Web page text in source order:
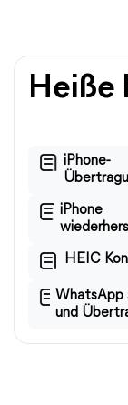
Heiße
iPhone-
iPhone
HEIC
WhatsApp
und